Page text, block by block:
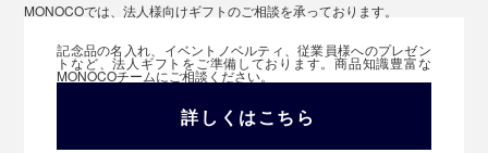
MONOCOでは、法人様向けギフトのご相談を承っております。
記念品の名入れ、イベントノベルティ、従業員様へのプレゼン
トなど、法人ギフトをご準備しております。商品知識豊富な
MONOCOチームにご相談ください。
詳しくはこちら